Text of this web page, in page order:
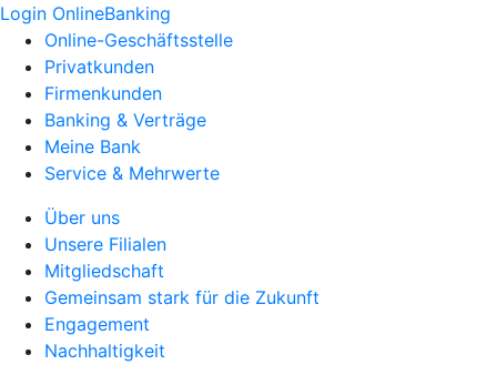
Login OnlineBanking
Online-Geschäftsstelle
Privatkunden
Firmenkunden
Banking & Verträge
Meine Bank
Service & Mehrwerte
Über uns
Unsere Filialen
Mitgliedschaft
Gemeinsam stark für die Zukunft
Engagement
Nachhaltigkeit